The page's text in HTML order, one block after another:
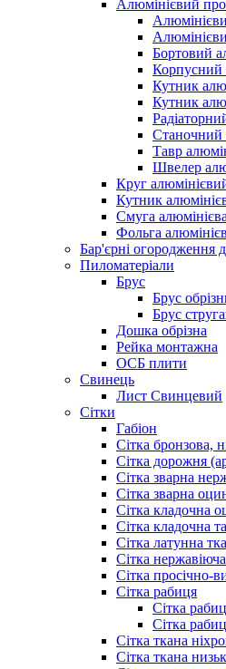
Алюмінієвий
Бортовий
Корпусний
Кутник
Кутник
Станочний
Тавр
Швелер
Круг
Кутник
Смуга алюмінієва
Фольга
Бар'єрні огородження
Пиломатеріали
Брус
Брус
Брус
Дошка обрізна
Рейка монтажна
ОСБ плити
Cвинець
Лист Свинцевий
Сітки
Габіон
Сітка бронзова,
Сітка дорожня
Сітка зварна
Сітка зварна
Сітка кладочна
Сітка кладочна
Сітка латунна
Сітка
Сітка просічно-
Сітка рабиця
Сітка
Сітка
Сітка ткана
Сітка ткана